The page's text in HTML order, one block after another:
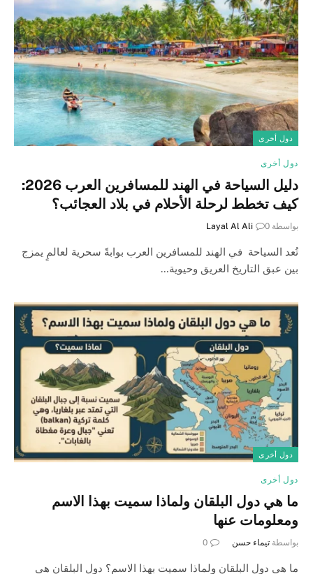
دول أخرى
دول أخرى
دليل السياحة في الهند للمسافرين العرب 2026:
كيف تخطط لرحلة الأحلام في بلاد العجائب؟
بواسطة Layal Al Ali 0
تُعد السياحة في الهند للمسافرين العرب بوابةً سحرية لعالمٍ يمزج
بين عبق التاريخ العريق وحيوية…
دول أخرى
دول أخرى
ما هي دول البلقان ولماذا سميت بهذا الاسم
ومعلومات عنها
بواسطة تيماء حسن 0
ما هي دول البلقان ولماذا سميت بهذا الاسم؟ دول البلقان هي